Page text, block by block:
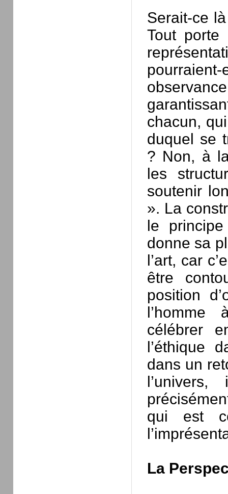
Serait-ce
Tout
chacun,
duquel se
? Non, à
les
soutenir
». La
le
donne sa
l’art, car
être
position
l’homme
célébrer
l’éthique
dans un
qui est
La